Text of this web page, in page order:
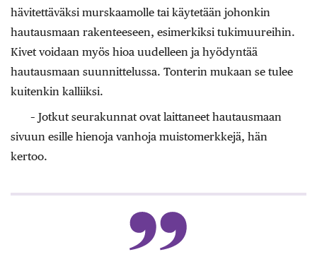
hävitettäväksi murskaamolle tai käytetään johonkin
hautausmaan rakenteeseen, esimerkiksi tukimuureihin.
Kivet voidaan myös hioa uudelleen ja hyödyntää
hautausmaan suunnittelussa. Tonterin mukaan se tulee
kuitenkin kalliiksi.
– Jotkut seurakunnat ovat laittaneet hautausmaan
sivuun esille hienoja vanhoja muistomerkkejä, hän
kertoo.